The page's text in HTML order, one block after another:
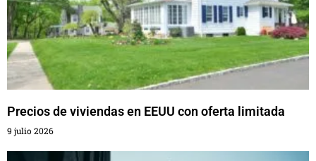
Precios de viviendas en EEUU con oferta limitada
9 julio 2026